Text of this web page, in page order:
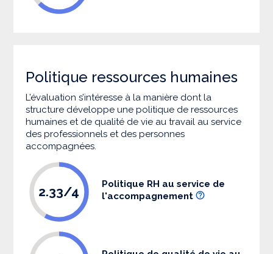
Politique ressources humaines
L’évaluation s’intéresse à la manière dont la
structure développe une politique de ressources
humaines et de qualité de vie au travail au service
des professionnels et des personnes
accompagnées.
2.33/4
Politique RH au service de
l'accompagnement